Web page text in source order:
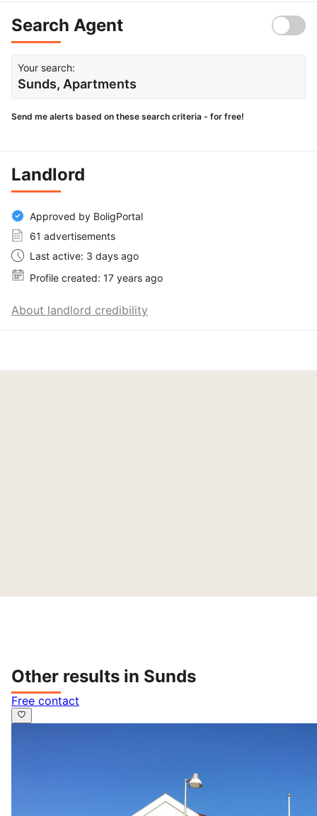
Search Agent
Your search:
Sunds, Apartments
Send me alerts based on these search criteria - for free!
Landlord
Approved by BoligPortal
61 advertisements
Last active: 3 days ago
Profile created: 17 years ago
About landlord credibility
Other results in Sunds
Free contact